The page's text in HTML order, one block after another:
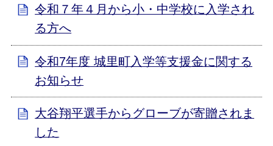
令和７年４月から小・中学校に入学され
る方へ
令和7年度 城里町入学等支援金に関する
お知らせ
大谷翔平選手からグローブが寄贈されま
した